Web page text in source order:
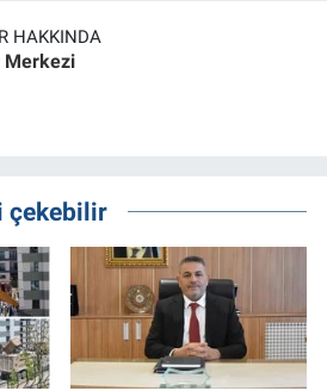
HAKKINDA
Merkezi
çekebilir